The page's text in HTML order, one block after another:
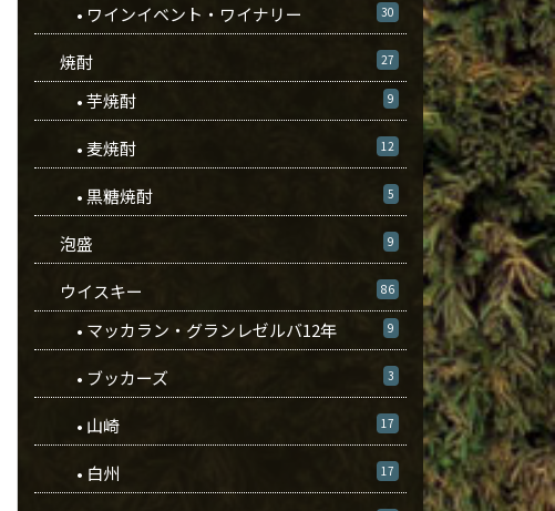
• ワインイベント・ワイナリー 30
焼酎 27
• 芋焼酎 9
• 麦焼酎 12
• 黒糖焼酎 5
泡盛 9
ウイスキー 86
• マッカラン・グランレゼルバ12年 9
• ブッカーズ 3
• 山崎 17
• 白州 17